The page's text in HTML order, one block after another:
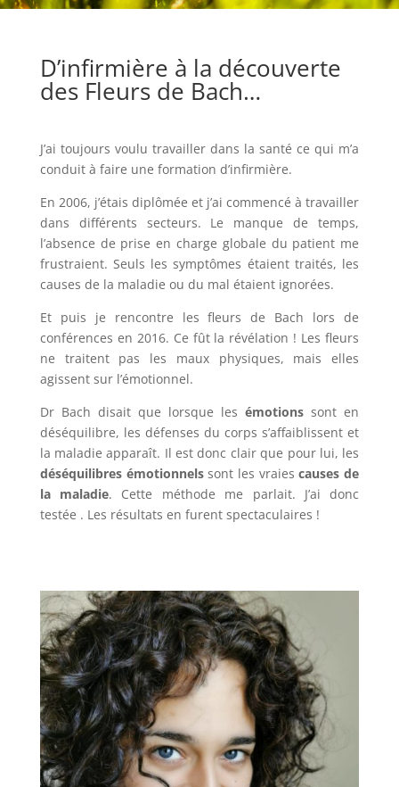
D’infirmière à la découverte
des Fleurs de Bach…
J’ai toujours voulu travailler dans la santé ce qui m’a
conduit à faire une formation d’infirmière.
En 2006, j’étais diplômée et j’ai commencé à travailler
dans différents secteurs. Le manque de temps,
l’absence de prise en charge globale du patient me
frustraient. Seuls les symptômes étaient traités, les
causes de la maladie ou du mal étaient ignorées.
Et puis je rencontre les fleurs de Bach lors de
conférences en 2016. Ce fût la révélation ! Les fleurs
ne traitent pas les maux physiques, mais elles
agissent sur l’émotionnel.
Dr Bach disait que lorsque lesémotionssont en
déséquilibre, les défenses du corps s’affaiblissent et
la maladie apparaît. Il est donc clair que pour lui, les
déséquilibres émotionnelssont les vraiescauses de
la maladie. Cette méthode me parlait. J’ai donc
testée . Les résultats en furent spectaculaires !